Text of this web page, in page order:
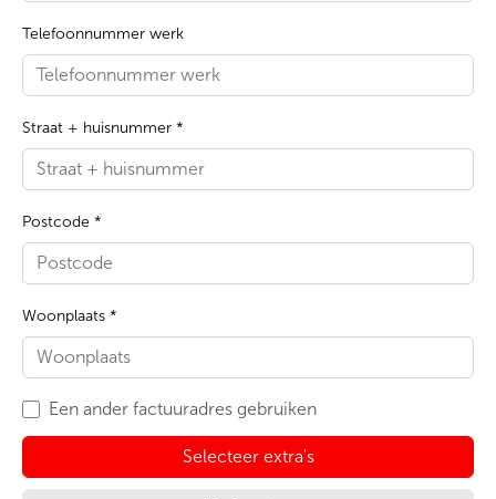
Telefoonnummer werk
Straat + huisnummer *
Postcode *
Woonplaats *
Een ander factuuradres gebruiken
Selecteer extra's